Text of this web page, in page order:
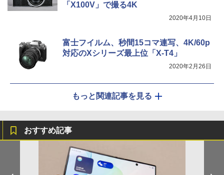
「X100V」で撮る4K
2020年4月10日
富士フイルム、秒間15コマ連写、4K/60p
対応のXシリーズ最上位「X-T4」
2020年2月26日
もっと関連記事を見る
おすすめ記事